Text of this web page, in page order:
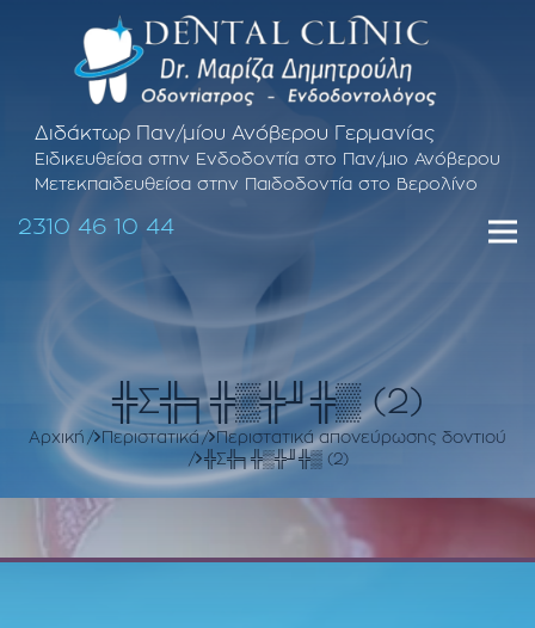
Διδάκτωρ Παν/μίου Ανόβερου Γερμανίας
Ειδικευθείσα στην Ενδοδοντία στο Παν/μιο Ανόβερου
Μετεκπαιδευθείσα στην Παιδοδοντία στο Βερολίνο
2310 46 10 44
╬Σ╬╕╬▒╬╜╬▒ (2)
Αρχική Περιστατικά
Περιστατικά απονεύρωσης δοντιού
╬Σ╬╕╬▒╬╜╬▒ (2)